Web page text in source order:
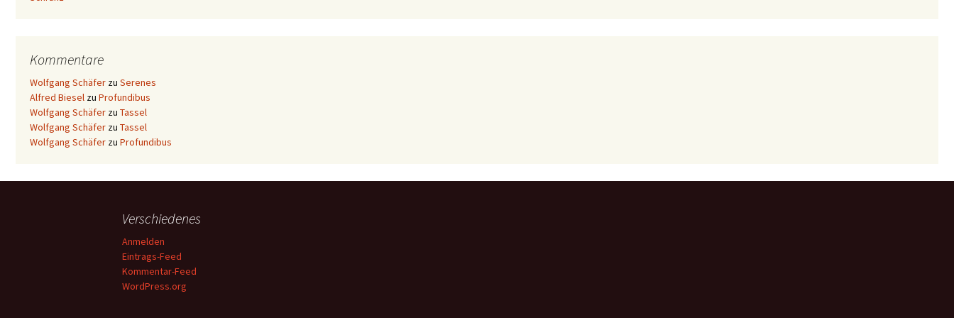
Kommentare
Wolfgang Schäfer zu Serenes
Alfred Biesel zu Profundibus
Wolfgang Schäfer zu Tassel
Wolfgang Schäfer zu Tassel
Wolfgang Schäfer zu Profundibus
Verschiedenes
Anmelden
Eintrags-Feed
Kommentar-Feed
WordPress.org